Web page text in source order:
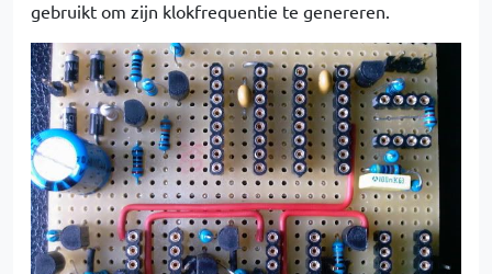
gebruikt om zijn klokfrequentie te genereren.